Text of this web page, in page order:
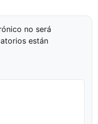
no será
están